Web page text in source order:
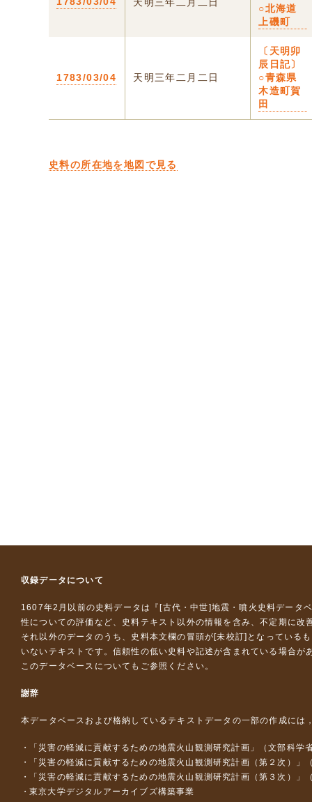
天明三年二月二日
○北海道
上磯町
1783/03/04 天明三年二月二日
〔天明卯
辰日記〕
○青森県
木造町賀
田
史料の所在地を地図で見る
収録データについて
1607年2月以前の史料データは『 [古代・中世]地震・噴火史料データ
性についての評価など、史料テキスト以外の情報を含み、不定期に改
それ以外のデータのうち、史料本文欄の冒頭が[未校訂]となっている
いないテキストです。信頼性の低い史料や記述が含まれている場合が
このデータベースについて もご参照ください。
謝辞
本データベースおよび格納しているテキストデータの一部の作成には
「災害の軽減に貢献するための地震火山観測研究計画」（文部科学
「災害の軽減に貢献するための地震火山観測研究計画（第２次）」
「災害の軽減に貢献するための地震火山観測研究計画（第３次）」
東京大学デジタルアーカイブズ構築事業